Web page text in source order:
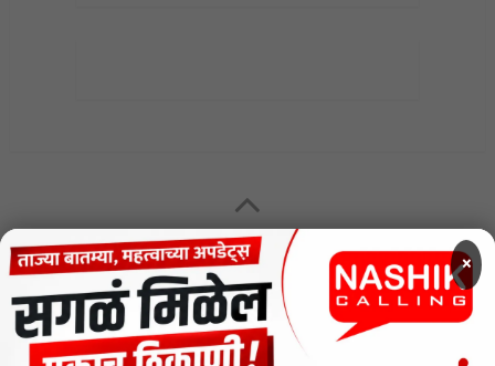
MENU
CODE OF ETHICS FOR DIGITAL NEWS WEBSITES
Contact Us
×